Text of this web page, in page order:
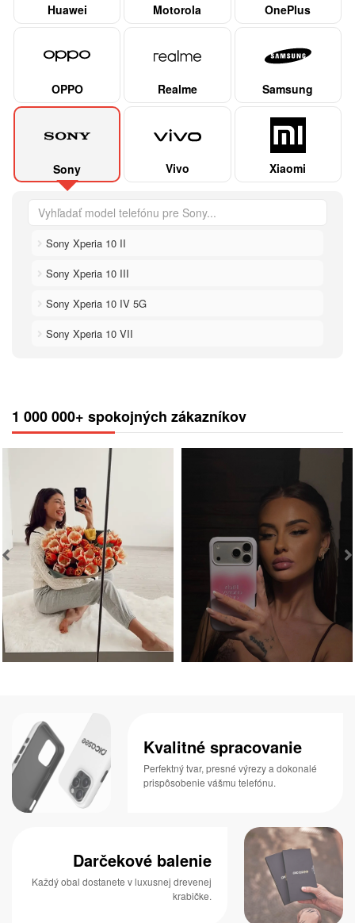
Huawei Motorola OnePlus
OPPO Realme Samsung
Sony Vivo Xiaomi
Sony Xperia 10 II
Sony Xperia 10 III
Sony Xperia 10 IV 5G
Sony Xperia 10 VII
1 000 000+ spokojných zákazníkov
Kvalitné spracovanie
Perfektný tvar, presné výrezy a dokonalé
prispôsobenie vášmu telefónu.
Darčekové balenie
Každý obal dostanete v luxusnej drevenej
krabičke.